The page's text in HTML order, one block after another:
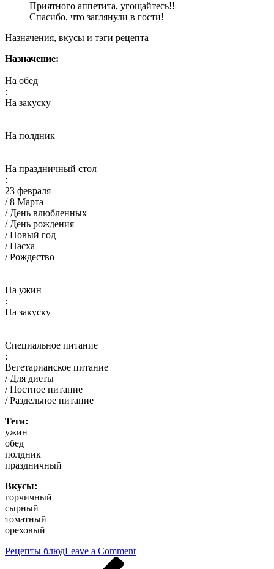
Приятного аппетита, угощайтесь!!
Спасибо, что заглянули в гости!
Назначения, вкусы и тэги рецепта
Назначение:
На обед
:
На закуску
На полдник
На праздничный стол
:
23 февраля
/ 8 Марта
/ День влюбленных
/ День рождения
/ Новый год
/ Пасха
/ Рождество
На ужин
:
На закуску
Специальное питание
:
Вегетарианское питание
/ Для диеты
/ Постное питание
/ Раздельное питание
Теги:
ужин
обед
полдник
праздничный
Вкусы:
горчичный
сырный
томатный
ореховый
Рецепты блюдLeave a Commenton